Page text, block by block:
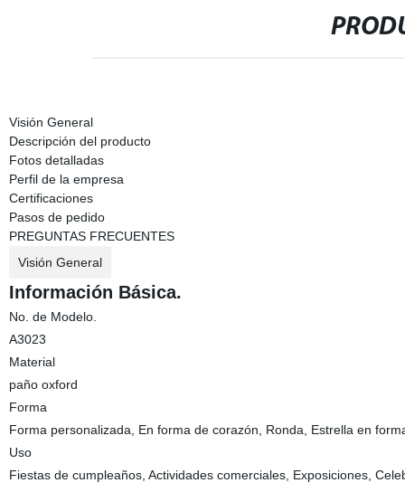
Visión General
Descripción del producto
Fotos detalladas
Perfil de la empresa
Certificaciones
Pasos de pedido
PREGUNTAS FRECUENTES
Visión General
Información Básica.
No. de Modelo.
A3023
Material
paño oxford
Forma
Forma personalizada, En forma de corazón, Ronda, Estrella en
Uso
Fiestas de cumpleaños, Actividades comerciales, Exposiciones,